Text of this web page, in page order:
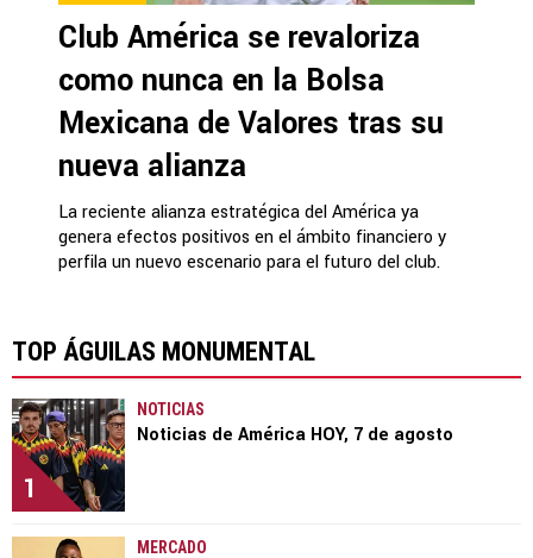
Club América se revaloriza
como nunca en la Bolsa
Mexicana de Valores tras su
nueva alianza
La reciente alianza estratégica del América ya
genera efectos positivos en el ámbito financiero y
perfila un nuevo escenario para el futuro del club.
TOP ÁGUILAS MONUMENTAL
1
NOTICIAS
Noticias de América HOY, 7 de agosto
MERCADO